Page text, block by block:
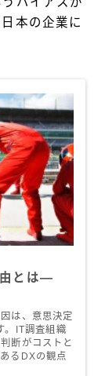
本の企業に
由とは—
は、意思決定
。IT調査組織
断がコストと
るDXの観点